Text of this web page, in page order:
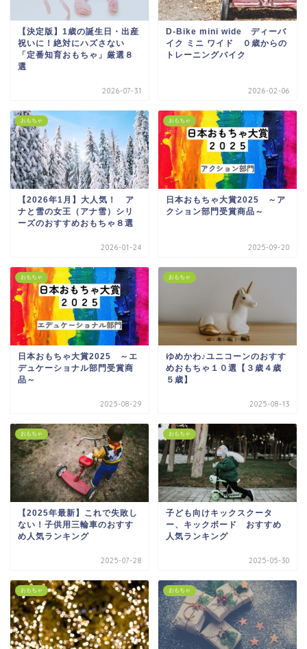
【決定版】1歳の誕生日・出産
祝いに！絶対にハズさない
「定番知育おもちゃ」厳選８
選
2026-07-31
D-Bike mini wide ディーバ
イク ミニ ワイド ０歳からの
トレーニングバイク
2026-02-06
おもちゃ
【2026年1月】大人気！ ア
ナと雪の女王（アナ雪）シリ
ーズのおすすめおもちゃ８選
2026-01-24
おもちゃ
日本おもちゃ大賞2025 ～ア
クション部門受賞商品～
2025-09-20
おもちゃ
日本おもちゃ大賞2025 ～エ
デュケーショナル部門受賞商
品～
2025-08-29
おもちゃ
ゆめかわ♪ユニコーンのおすす
めおもちゃ１０選【３歳４歳
５歳】
2025-08-13
おもちゃ
【2025年最新】これで失敗し
ない！子供用三輪車のおすす
め人気ランキング
2025-07-28
おもちゃ
子ども向けキックスクータ
ー、キックボード おすすめ
人気ランキング
2025-05-30
おもちゃ おもちゃ